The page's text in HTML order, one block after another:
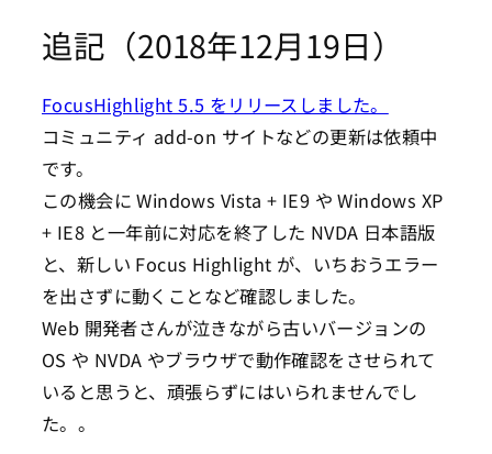
追記（2018年12月19日）
FocusHighlight 5.5 をリリースしました。
コミュニティ add-on サイトなどの更新は依頼中
です。
この機会に Windows Vista + IE9 や Windows XP
+ IE8 と一年前に対応を終了した NVDA 日本語版
と、新しい Focus Highlight が、いちおうエラー
を出さずに動くことなど確認しました。
Web 開発者さんが泣きながら古いバージョンの
OS や NVDA やブラウザで動作確認をさせられて
いると思うと、頑張らずにはいられませんでし
た。。